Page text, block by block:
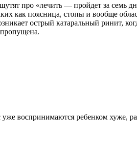
про «лечить — пройдет за семь
как поясница, стопы и вообще
острый катаральный ринит,
пропущена.
воспринимаются ребенком хуже,